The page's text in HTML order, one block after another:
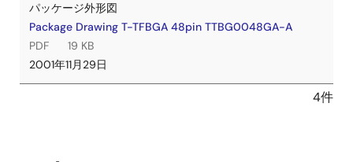
パッケージ外形図
Package Drawing T-TFBGA 48pin TTBG0048GA-A
PDF
19 KB
2001年11月29日
4件